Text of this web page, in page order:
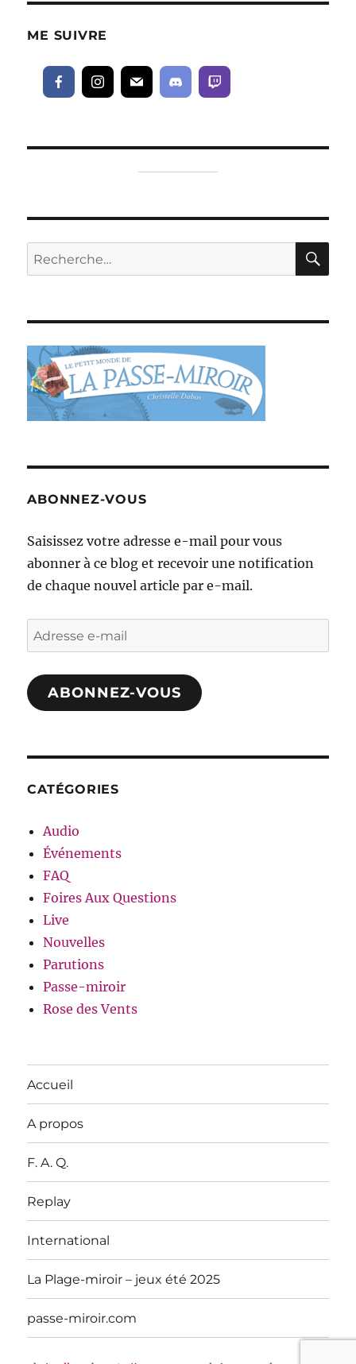
ME SUIVRE
Recherche
pour :
ABONNEZ-VOUS
Saisissez votre adresse e-mail pour vous
abonner à ce blog et recevoir une notification
de chaque nouvel article par e-mail.
Adresse
e-
mail
ABONNEZ-VOUS
CATÉGORIES
Audio
Événements
FAQ
Foires Aux Questions
Live
Nouvelles
Parutions
Passe-miroir
Rose des Vents
Accueil
A propos
F. A. Q.
Replay
International
La Plage-miroir – jeux été 2025
passe-miroir.com